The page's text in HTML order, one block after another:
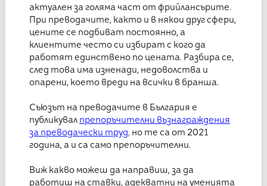
актуален за голяма част от фрийлансърите.
При преводачите, както и в някои друг сфери,
цените се подбиват постоянно, а
клиентите често си избират с кого да
работят единствено по цената. Разбира се,
след това има изненади, недоволства и
опарени, което вреди на всички в бранша.
Съюзът на преводачите в България е
публикувал препоръчителни възнаграждения
за преводачески труд, но те са от 2021
година, а и са само препоръчителни.
Виж какво можеш да направиш, за да
работиш на ставки, адекватни на уменията